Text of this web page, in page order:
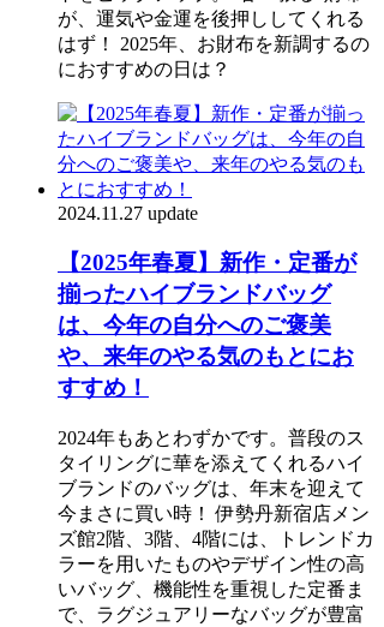
が、運気や金運を後押ししてくれる
はず！ 2025年、お財布を新調するの
におすすめの日は？
2024.11.27 update
【2025年春夏】新作・定番が
揃ったハイブランドバッグ
は、今年の自分へのご褒美
や、来年のやる気のもとにお
すすめ！
2024年もあとわずかです。普段のス
タイリングに華を添えてくれるハイ
ブランドのバッグは、年末を迎えて
今まさに買い時！ 伊勢丹新宿店メン
ズ館2階、3階、4階には、トレンドカ
ラーを用いたものやデザイン性の高
いバッグ、機能性を重視した定番ま
で、ラグジュアリーなバッグが豊富